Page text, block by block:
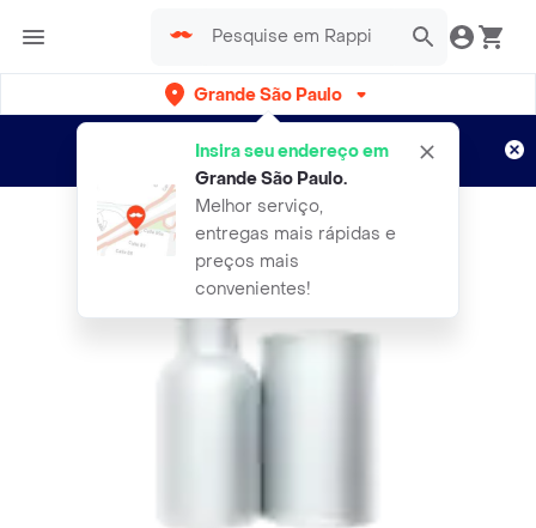
Grande São Paulo
Insira seu endereço em
Grande São Paulo.
Melhor serviço,
entregas mais rápidas e
preços mais
convenientes!
Entregas grátis por 15 dias!
Aplicam T&C